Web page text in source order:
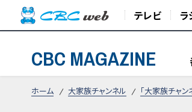
テレビ ラ
CBC MAGAZINE
ホーム 大家族チャンネル 「大家族チャン